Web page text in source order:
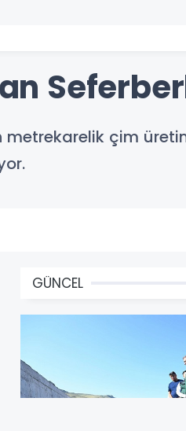
metrekarelik çim
GÜNCEL